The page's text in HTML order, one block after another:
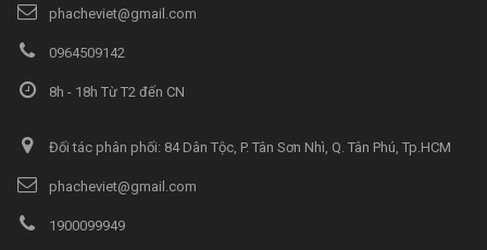
phacheviet@gmail.com
0964509142
8h - 18h Từ T2 đến CN
Đối tác phân phối: 84 Dân Tộc, P. Tân Sơn Nhì, Q. Tân Phú, Tp.HCM
phacheviet@gmail.com
1900099949